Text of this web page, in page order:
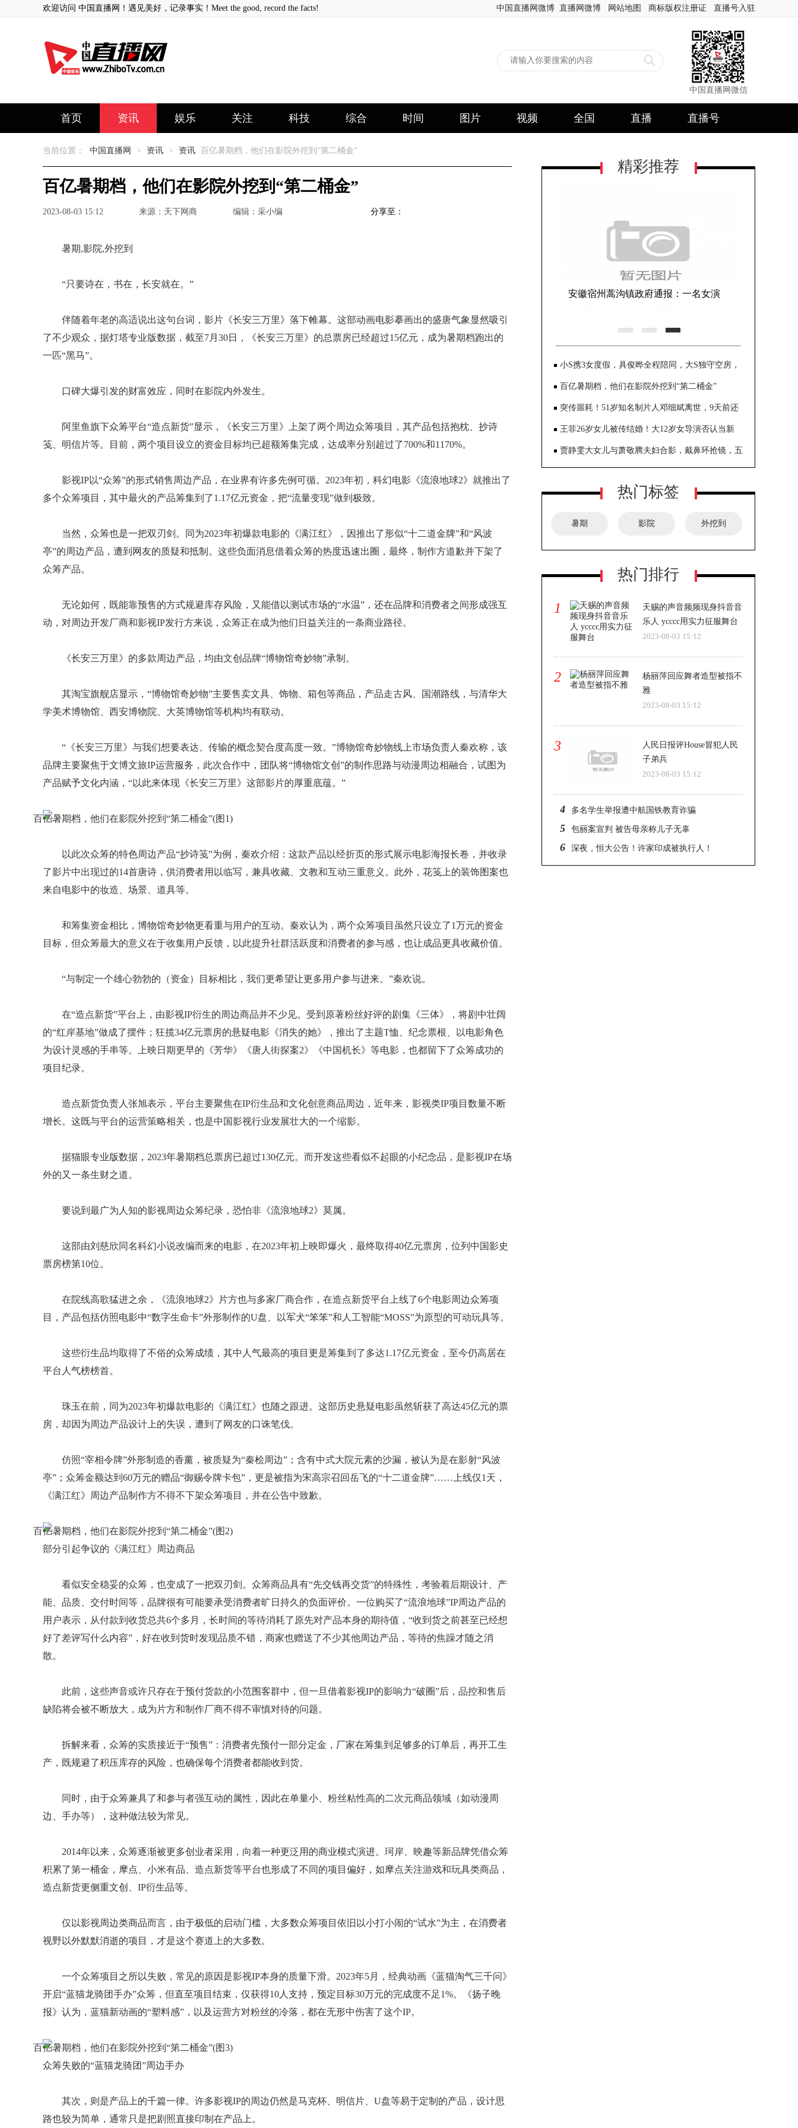
欢迎访问 中国直播网！遇见美好，记录事实！Meet the good, record the facts! 中国直播网微博 直播网微博 网站地图 商标版权注册证 直播号入驻
中国直播网微信
首页 资讯 娱乐 关注 科技 综合 时间 图片 视频 全国 直播 直播号
当前位置： 中国直播网 > 资讯 > 资讯 百亿暑期档，他们在影院外挖到“第二桶金”
百亿暑期档，他们在影院外挖到“第二桶金”
2023-08-03 15:12 来源：天下网商 编辑：采小编 分享至：
暑期,影院,外挖到
“只要诗在，书在，长安就在。”
伴随着年老的高适说出这句台词，影片《长安三万里》落下帷幕。这部动画电影摹画出的盛唐气象显然吸引
了不少观众，据灯塔专业版数据，截至7月30日，《长安三万里》的总票房已经超过15亿元，成为暑期档跑出的
一匹“黑马”。
口碑大爆引发的财富效应，同时在影院内外发生。
阿里鱼旗下众筹平台“造点新货”显示，《长安三万里》上架了两个周边众筹项目，其产品包括抱枕、抄诗
笺、明信片等。目前，两个项目设立的资金目标均已超额筹集完成，达成率分别超过了700%和1170%。
影视IP以“众筹”的形式销售周边产品，在业界有许多先例可循。2023年初，科幻电影《流浪地球2》就推出了
多个众筹项目，其中最火的产品筹集到了1.17亿元资金，把“流量变现”做到极致。
当然，众筹也是一把双刃剑。同为2023年初爆款电影的《满江红》，因推出了形似“十二道金牌”和“风波
亭”的周边产品，遭到网友的质疑和抵制。这些负面消息借着众筹的热度迅速出圈，最终，制作方道歉并下架了
众筹产品。
无论如何，既能靠预售的方式规避库存风险，又能借以测试市场的“水温”，还在品牌和消费者之间形成强互
动，对周边开发厂商和影视IP发行方来说，众筹正在成为他们日益关注的一条商业路径。
《长安三万里》的多款周边产品，均由文创品牌“博物馆奇妙物”承制。
其淘宝旗舰店显示，“博物馆奇妙物”主要售卖文具、饰物、箱包等商品，产品走古风、国潮路线，与清华大
学美术博物馆、西安博物院、大英博物馆等机构均有联动。
“《长安三万里》与我们想要表达、传输的概念契合度高度一致。”博物馆奇妙物线上市场负责人秦欢称，该
品牌主要聚焦于文博文旅IP运营服务，此次合作中，团队将“博物馆文创”的制作思路与动漫周边相融合，试图为
产品赋予文化内涵，“以此来体现《长安三万里》这部影片的厚重底蕴。”
以此次众筹的特色周边产品“抄诗笺”为例，秦欢介绍：这款产品以经折页的形式展示电影海报长卷，并收录
了影片中出现过的14首唐诗，供消费者用以临写，兼具收藏、文教和互动三重意义。此外，花笺上的装饰图案也
来自电影中的妆造、场景、道具等。
和筹集资金相比，博物馆奇妙物更看重与用户的互动。秦欢认为，两个众筹项目虽然只设立了1万元的资金
目标，但众筹最大的意义在于收集用户反馈，以此提升社群活跃度和消费者的参与感，也让成品更具收藏价值。
“与制定一个雄心勃勃的（资金）目标相比，我们更希望让更多用户参与进来。”秦欢说。
在“造点新货”平台上，由影视IP衍生的周边商品并不少见。受到原著粉丝好评的剧集《三体》，将剧中壮阔
的“红岸基地”做成了摆件；狂揽34亿元票房的悬疑电影《消失的她》，推出了主题T恤、纪念票根、以电影角色
为设计灵感的手串等。上映日期更早的《芳华》《唐人街探案2》《中国机长》等电影，也都留下了众筹成功的
项目纪录。
造点新货负责人张旭表示，平台主要聚焦在IP衍生品和文化创意商品周边，近年来，影视类IP项目数量不断
增长。这既与平台的运营策略相关，也是中国影视行业发展壮大的一个缩影。
据猫眼专业版数据，2023年暑期档总票房已超过130亿元。而开发这些看似不起眼的小纪念品，是影视IP在场
外的又一条生财之道。
要说到最广为人知的影视周边众筹纪录，恐怕非《流浪地球2》莫属。
这部由刘慈欣同名科幻小说改编而来的电影，在2023年初上映即爆火，最终取得40亿元票房，位列中国影史
票房榜第10位。
在院线高歌猛进之余，《流浪地球2》片方也与多家厂商合作，在造点新货平台上线了6个电影周边众筹项
目，产品包括仿照电影中“数字生命卡”外形制作的U盘、以军犬“笨笨”和人工智能“MOSS”为原型的可动玩具等。
这些衍生品均取得了不俗的众筹成绩，其中人气最高的项目更是筹集到了多达1.17亿元资金，至今仍高居在
平台人气榜榜首。
珠玉在前，同为2023年初爆款电影的《满江红》也随之跟进。这部历史悬疑电影虽然斩获了高达45亿元的票
房，却因为周边产品设计上的失误，遭到了网友的口诛笔伐。
仿照“宰相令牌”外形制造的香薰，被质疑为“秦桧周边”；含有中式大院元素的沙漏，被认为是在影射“风波
亭”；众筹金额达到60万元的赠品“御赐令牌卡包”，更是被指为宋高宗召回岳飞的“十二道金牌”……上线仅1天，
《满江红》周边产品制作方不得不下架众筹项目，并在公告中致歉。
部分引起争议的《满江红》周边商品
看似安全稳妥的众筹，也变成了一把双刃剑。众筹商品具有“先交钱再交货”的特殊性，考验着后期设计、产
能、品质、交付时间等，品牌很有可能要承受消费者旷日持久的负面评价。一位购买了“流浪地球”IP周边产品的
用户表示，从付款到收货总共6个多月，长时间的等待消耗了原先对产品本身的期待值，“收到货之前甚至已经想
好了差评写什么内容”，好在收到货时发现品质不错，商家也赠送了不少其他周边产品，等待的焦躁才随之消
散。
此前，这些声音或许只存在于预付货款的小范围客群中，但一旦借着影视IP的影响力“破圈”后，品控和售后
缺陷将会被不断放大，成为片方和制作厂商不得不审慎对待的问题。
拆解来看，众筹的实质接近于“预售”：消费者先预付一部分定金，厂家在筹集到足够多的订单后，再开工生
产，既规避了积压库存的风险，也确保每个消费者都能收到货。
同时，由于众筹兼具了和参与者强互动的属性，因此在单量小、粉丝粘性高的二次元商品领域（如动漫周
边、手办等），这种做法较为常见。
2014年以来，众筹逐渐被更多创业者采用，向着一种更泛用的商业模式演进。珂岸、映趣等新品牌凭借众筹
积累了第一桶金，摩点、小米有品、造点新货等平台也形成了不同的项目偏好，如摩点关注游戏和玩具类商品，
造点新货更侧重文创、IP衍生品等。
仅以影视周边类商品而言，由于极低的启动门槛，大多数众筹项目依旧以小打小闹的“试水”为主，在消费者
视野以外默默消逝的项目，才是这个赛道上的大多数。
一个众筹项目之所以失败，常见的原因是影视IP本身的质量下滑。2023年5月，经典动画《蓝猫淘气三千问》
开启“蓝猫龙骑团手办”众筹，但直至项目结束，仅获得10人支持，预定目标30万元的完成度不足1%。《扬子晚
报》认为，蓝猫新动画的“塑料感”，以及运营方对粉丝的冷落，都在无形中伤害了这个IP。
众筹失败的“蓝猫龙骑团”周边手办
其次，则是产品上的千篇一律。许多影视IP的周边仍然是马克杯、明信片、U盘等易于定制的产品，设计思
路也较为简单，通常只是把剧照直接印制在产品上。
精彩推荐
安徽宿州蒿沟镇政府通报：一名女演
小S携3女度假，具俊晔全程陪同，大S独守空房，
葛斯齐爆出缘由
百亿暑期档，他们在影院外挖到“第二桶金”
突传噩耗！51岁知名制片人邓细斌离世，9天前还
在宣传《莲花楼》
王菲26岁女儿被传结婚！大12岁女导演否认当新
娘，两女曾合作多年
贾静雯大女儿与萧敬腾夫妇合影，戴鼻环抢镜，五
热门标签
暑期 影院 外挖到
热门排行
1
天赐的声音频频现身抖音音
乐人 ycccc用实力征服舞台
2023-08-03 15:12
2
杨丽萍回应舞者造型被指不
雅
2023-08-03 15:12
3
人民日报评House冒犯人民
子弟兵
2023-08-03 15:12
4 多名学生举报遭中航国铁教育诈骗
5 包丽案宣判 被告母亲称儿子无辜
6 深夜，恒大公告！许家印成被执行人！